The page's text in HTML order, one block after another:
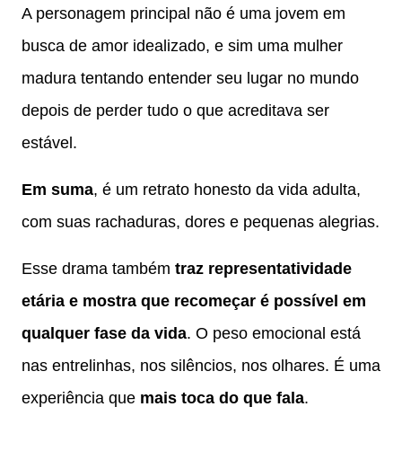
A personagem principal não é uma jovem em
busca de amor idealizado, e sim uma mulher
madura tentando entender seu lugar no mundo
depois de perder tudo o que acreditava ser
estável.
Em suma, é um retrato honesto da vida adulta,
com suas rachaduras, dores e pequenas alegrias.
Esse drama também traz representatividade
etária e mostra que recomeçar é possível em
qualquer fase da vida. O peso emocional está
nas entrelinhas, nos silêncios, nos olhares. É uma
experiência que mais toca do que fala.